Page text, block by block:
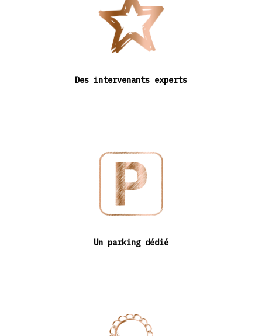
Des intervenants experts
Un parking dédié